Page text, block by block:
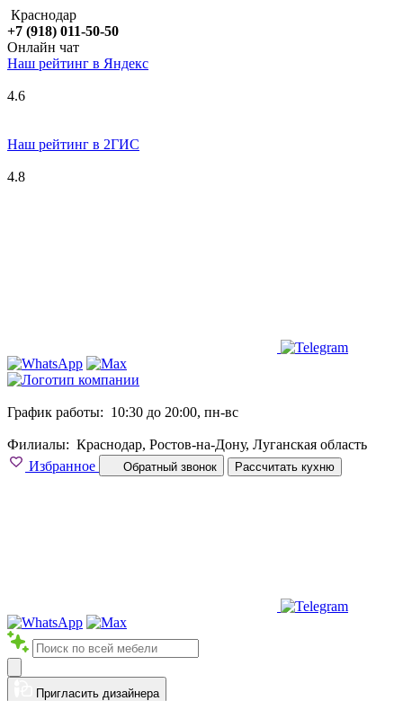
Краснодар
+7 (918) 011-50-50
Онлайн чат
Наш рейтинг в Яндекс
4.6
Наш рейтинг в 2ГИС
4.8
График работы: 10:30 до 20:00, пн-вс
Филиалы: Краснодар, Ростов-на-Дону, Луганская область
Избранное
Обратный звонок Рассчитать кухню
Пригласить дизайнера